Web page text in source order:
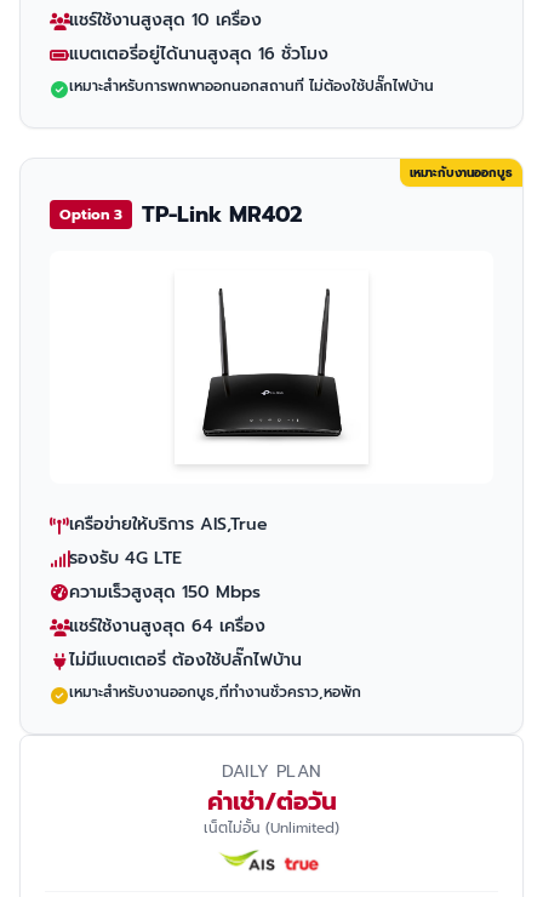
แชร์ใช้งานสูงสุด 10 เครื่อง
แบตเตอรี่อยู่ได้นานสูงสุด 16 ชั่วโมง
เหมาะสำหรับการพกพาออกนอกสถานที่ ไม่ต้องใช้ปลั๊กไฟบ้าน
เหมาะกับงานออกบูธ
Option 3 TP-Link MR402
เครือข่ายให้บริการ AIS,True
รองรับ 4G LTE
ความเร็วสูงสุด 150 Mbps
แชร์ใช้งานสูงสุด 64 เครื่อง
ไม่มีแบตเตอรี่ ต้องใช้ปลั๊กไฟบ้าน
เหมาะสำหรับงานออกบูธ,ที่ทำงานชั่วคราว,หอพัก
DAILY PLAN
ค่าเช่า/ต่อวัน
เน็ตไม่อั้น (Unlimited)